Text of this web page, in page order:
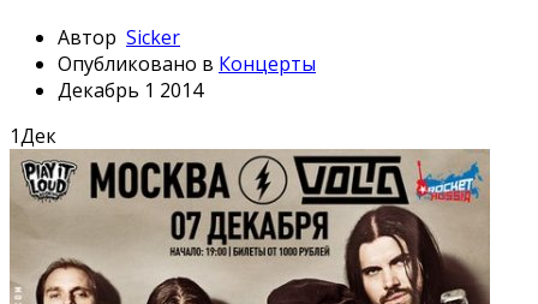
Автор Sicker
Опубликовано в Концерты
Декабрь 1 2014
1Дек